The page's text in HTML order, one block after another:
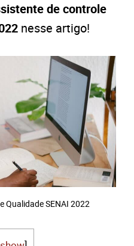
de controle
nesse artigo!
Qualidade SENAI 2022